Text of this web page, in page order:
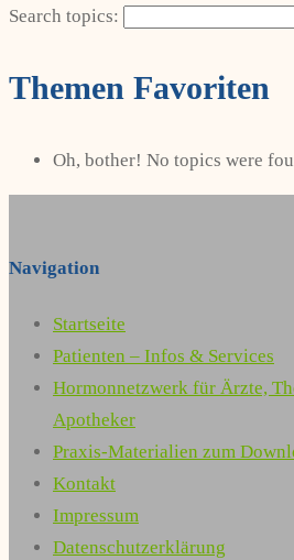
Search topics:
Themen Favoriten
Oh, bother! No topics were
Navigation
Startseite
Patienten – Infos & Services
Hormonnetzwerk für Ärzte,
Apotheker
Praxis-Materialien zum
Kontakt
Impressum
Datenschutzerklärung